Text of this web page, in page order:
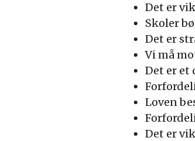
Det er
Skoler
Det er
Vi må
Det er et
Loven
Det er